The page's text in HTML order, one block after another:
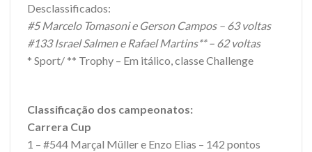
Desclassificados:
#5 Marcelo Tomasoni e Gerson Campos – 63 voltas
#133 Israel Salmen e Rafael Martins** – 62 voltas
* Sport/ ** Trophy – Em itálico, classe Challenge
Classificação dos campeonatos:
Carrera Cup
1 – #544 Marçal Müller e Enzo Elias – 142 pontos